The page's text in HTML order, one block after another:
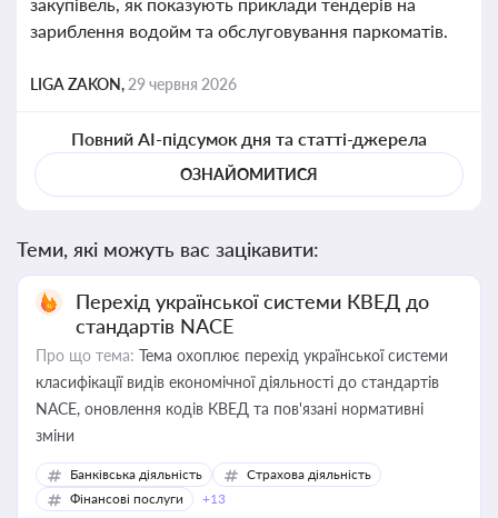
зариблення водойм та обслуговування паркоматів.
LIGA ZAKON, 29 червня 2026
Повний AI-підсумок дня та статті-джерела
ОЗНАЙОМИТИСЯ
Теми, які можуть вас зацікавити:
Перехід української системи КВЕД до
стандартів NACE
Про що тема: Тема охоплює перехід української системи
класифікації видів економічної діяльності до стандартів
NACE, оновлення кодів КВЕД та пов'язані нормативні
зміни
Банківська діяльність
Страхова діяльність
Фінансові послуги
+13